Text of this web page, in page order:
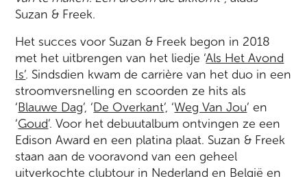
Suzan & Freek.
Het succes voor Suzan & Freek begon in 2018
met het uitbrengen van het liedje ‘Als Het Avond
Is’. Sindsdien kwam de carrière van het duo in een
stroomversnelling en scoorden ze hits als
‘Blauwe Dag’, ‘De Overkant’, ‘Weg Van Jou’ en
‘Goud’. Voor het debuutalbum ontvingen ze een
Edison Award en een platina plaat. Suzan & Freek
staan aan de vooravond van een geheel
uitverkochte clubtour in Nederland en België en